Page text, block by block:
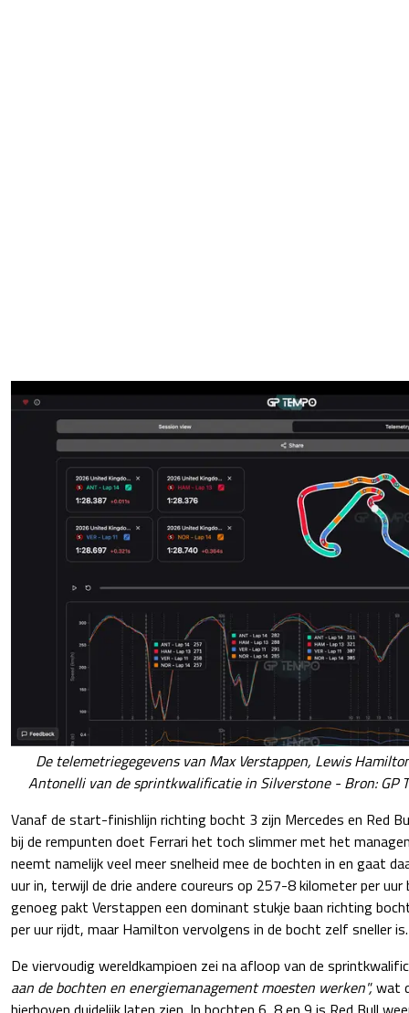
De telemetriegegevens van Max Verstappen, Lewis
Antonelli van de sprintkwalificatie in Silverstone - Bron: GP
Vanaf de start-finishlijn richting bocht 3 zijn Mercedes en Red
bij de rempunten doet Ferrari het toch slimmer met het
neemt namelijk veel meer snelheid mee de bochten in en gaat
uur in, terwijl de drie andere coureurs op 257-8 kilometer per uur
genoeg pakt Verstappen een dominant stukje baan richting
per uur rijdt, maar Hamilton vervolgens in de bocht zelf sneller is.
De viervoudig wereldkampioen zei na afloop van de
aan de bochten en energiemanagement moesten werken",wat